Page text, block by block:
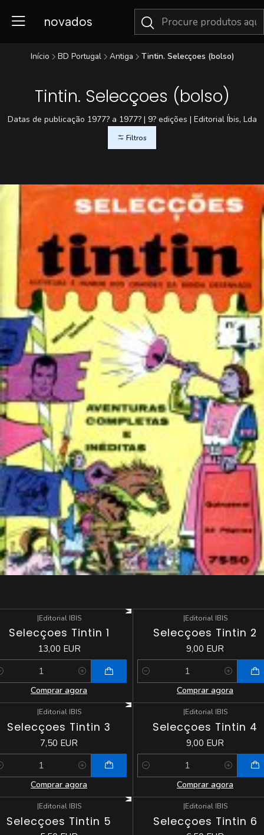
novados
Início BD Portugal Antiga Tintin. Selecçoes (bolso)
Tintin. Selecçoes (bolso)
Datas de publicação 1977? a 1977? | 9? edições | Editorial Íbis, Lda
Filtros
|Editorial IBIS
Selecçoes Tintin 1
13,00 EUR
Comprar agora
|Editorial IBIS
Selecçoes Tintin 2
9,00 EUR
Quantidade
Comprar agora
|Editorial IBIS
Selecçoes Tintin 3
7,50 EUR
Comprar agora
|Editorial IBIS
Selecçoes Tintin 4
9,00 EUR
Quantidade
Comprar agora
|Editorial IBIS
Selecçoes Tintin 5
|Editorial IBIS
Selecçoes Tintin 6